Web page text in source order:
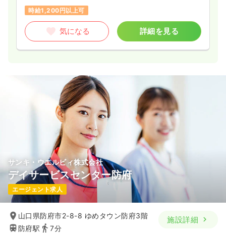
時給1,200円以上可
気になる 詳細を見る
サンキ・ウエルビィ株式会社
デイサービスセンター防府
エージェント求人
山口県防府市2-8-8 ゆめタウン防府3階
防府駅
7分
施設詳細